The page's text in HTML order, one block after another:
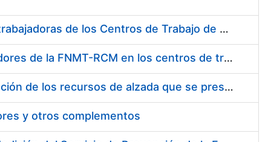
Suministro de Protectores Auditivos a medida para las personas trabajadoras de los Centros de Trabajo de Madrid y Burgos
Suministro de gafas graduadas antiproyecciones para los trabajadores de la FNMT-RCM en los centros de trabajo de Madrid y Burgos
Servicios de una empresa externa para el asesoramiento y resolución de los recursos de alzada que se presentan relacionados con procesos de selección para la FNMT-RCM
y otros complementos